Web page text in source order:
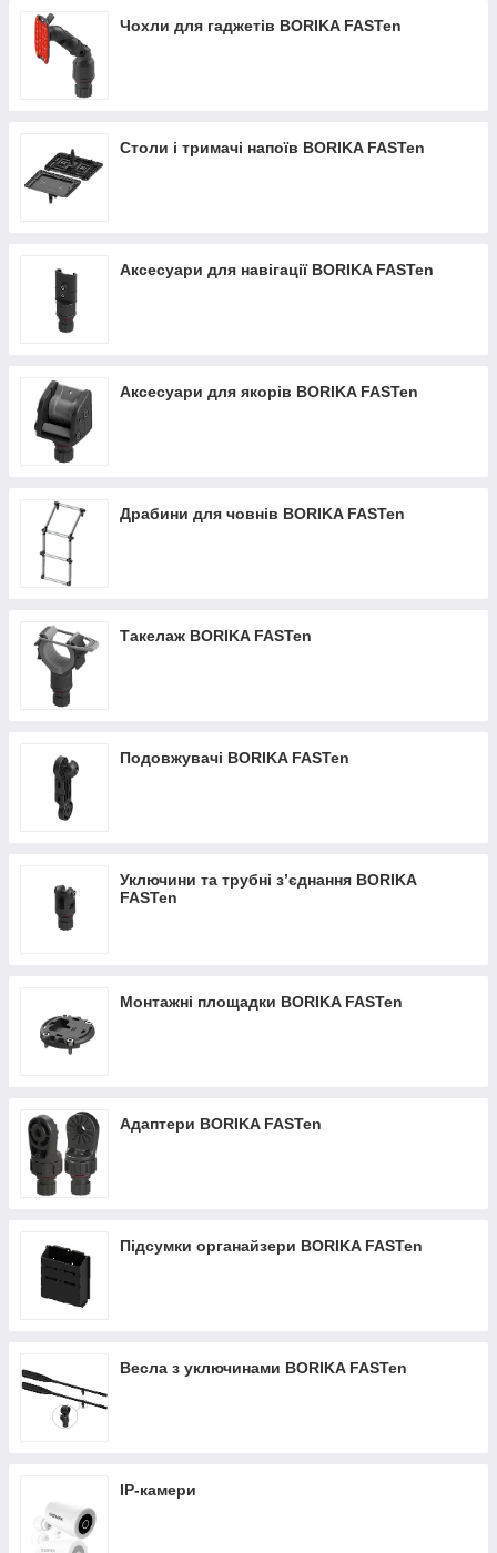
Чохли для гаджетів BORIKA FASTen
Столи і тримачі напоїв BORIKA FASTen
Аксесуари для навігації BORIKA FASTen
Аксесуари для якорів BORIKA FASTen
Драбини для човнів BORIKA FASTen
Такелаж BORIKA FASTen
Подовжувачі BORIKA FASTen
Уключини та трубні з’єднання BORIKA
FASTen
Монтажні площадки BORIKA FASTen
Адаптери BORIKA FASTen
Підсумки органайзери BORIKA FASTen
Весла з уключинами BORIKA FASTen
IP-камери